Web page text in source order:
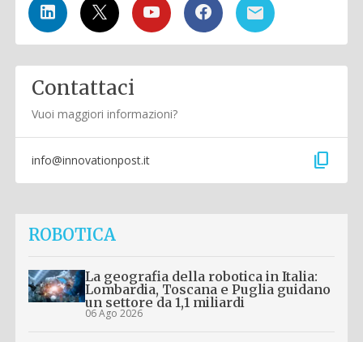
Contattaci
Vuoi maggiori informazioni?
info@innovationpost.it content_copy
ROBOTICA
La geografia della robotica in Italia:
Lombardia, Toscana e Puglia guidano
un settore da 1,1 miliardi
06 Ago 2026